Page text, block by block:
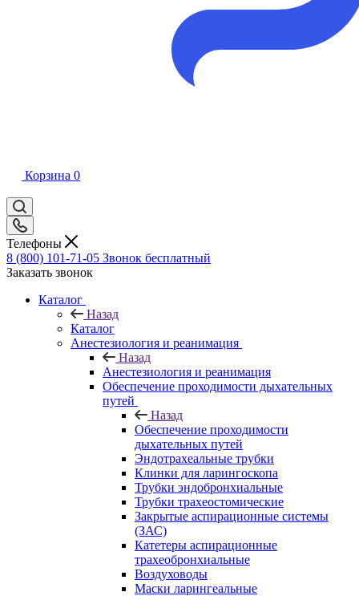
Корзина 0
Телефоны
8 (800) 101-71-05 Звонок бесплатный
Заказать звонок
Каталог
Назад
Каталог
Анестезиология и реанимация
Назад
Анестезиология и реанимация
Обеспечение проходимости дыхательных
путей
Назад
Обеспечение проходимости
дыхательных путей
Эндотрахеальные трубки
Клинки для ларингоскопа
Трубки эндобронхиальные
Трубки трахеостомические
Закрытые аспирационные системы
(ЗАС)
Катетеры аспирационные
трахеобронхиальные
Воздуховоды
Маски ларингеальные